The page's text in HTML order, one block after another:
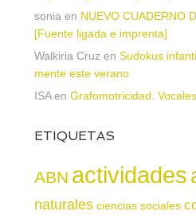
sonia en NUEVO CUADERNO
[Fuente ligada e imprenta]
Walkiria Cruz en Sudokus
mente este verano
ISAen Grafomotricidad.
ETIQUETAS
ABN actividades
naturales ciencias sociales